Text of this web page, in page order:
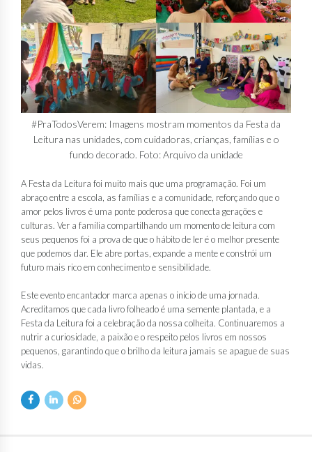
#PraTodosVerem: Imagens mostram momentos da Festa da
Leitura nas unidades, com cuidadoras, crianças, famílias e o
fundo decorado. Foto: Arquivo da unidade
A Festa da Leitura foi muito mais que uma programação. Foi um
abraço entre a escola, as famílias e a comunidade, reforçando que o
amor pelos livros é uma ponte poderosa que conecta gerações e
culturas. Ver a família compartilhando um momento de leitura com
seus pequenos foi a prova de que o hábito de ler é o melhor presente
que podemos dar. Ele abre portas, expande a mente e constrói um
futuro mais rico em conhecimento e sensibilidade.
Este evento encantador marca apenas o início de uma jornada.
Acreditamos que cada livro folheado é uma semente plantada, e a
Festa da Leitura foi a celebração da nossa colheita. Continuaremos a
nutrir a curiosidade, a paixão e o respeito pelos livros em nossos
pequenos, garantindo que o brilho da leitura jamais se apague de suas
vidas.